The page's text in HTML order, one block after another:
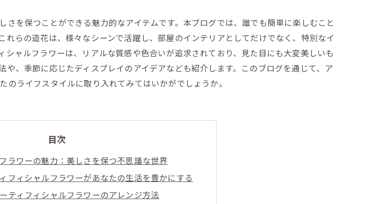
を保つことができる魅力的なアイテムです。本ブログでは、誰でも簡単に楽しむこと
らの造花は、様々なシーンで活躍し、部屋のインテリアとしてだけでなく、特別なイ
ャルフラワーは、リアルな質感や色合いが追求されており、見た目にも大変美しいも
、季節に応じたディスプレイのアイデアなども紹介します。このブログを通じて、ア
ライフスタイルに取り入れてみてはいかがでしょうか。
目次
ラワーの魅力：美しさを保つ不思議な世界
フィシャルフラワーがあなたの生活を豊かにする
ティフィシャルフラワーのアレンジ方法